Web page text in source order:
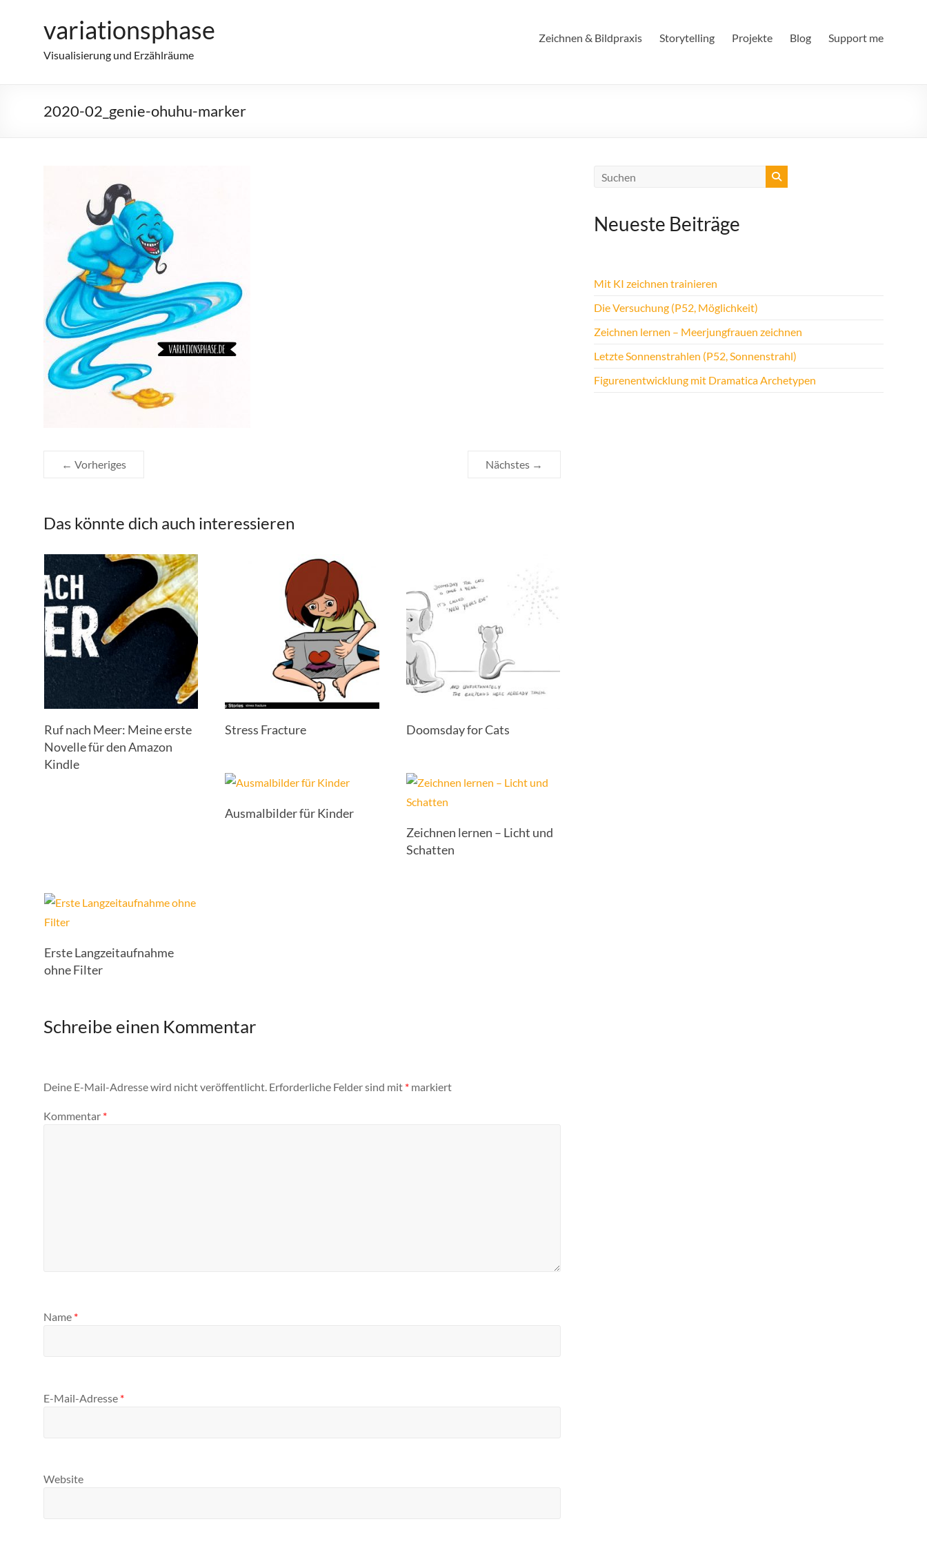
variationsphase
Visualisierung und Erzählräume
Zeichnen & Bildpraxis Storytelling Projekte Blog Support me
2020-02_genie-ohuhu-marker
← Vorheriges Nächstes →
Das könnte dich auch interessieren
Ruf nach Meer: Meine erste
Novelle für den Amazon
Kindle
Stress Fracture Doomsday for Cats
Ausmalbilder für Kinder
Zeichnen lernen – Licht und
Schatten
Erste Langzeitaufnahme
ohne Filter
Schreibe einen Kommentar
Deine E-Mail-Adresse wird nicht veröffentlicht. Erforderliche Felder sind mit * markiert
Kommentar *
Name *
E-Mail-Adresse *
Website
Neueste Beiträge
Mit KI zeichnen trainieren
Die Versuchung (P52, Möglichkeit)
Zeichnen lernen – Meerjungfrauen zeichnen
Letzte Sonnenstrahlen (P52, Sonnenstrahl)
Figurenentwicklung mit Dramatica Archetypen